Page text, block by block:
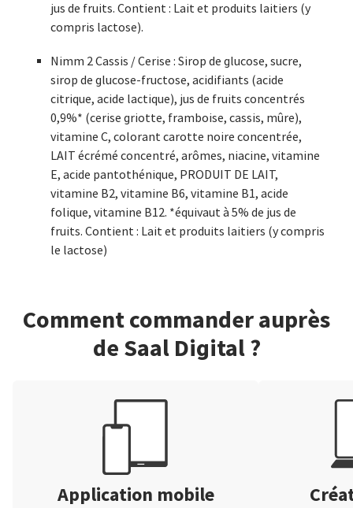
jus de fruits. Contient : Lait et produits laitiers (y
compris lactose).
Nimm 2 Cassis / Cerise : Sirop de glucose, sucre,
sirop de glucose-fructose, acidifiants (acide
citrique, acide lactique), jus de fruits concentrés
0,9%* (cerise griotte, framboise, cassis, mûre),
vitamine C, colorant carotte noire concentrée,
LAIT écrémé concentré, arômes, niacine, vitamine
E, acide pantothénique, PRODUIT DE LAIT,
vitamine B2, vitamine B6, vitamine B1, acide
folique, vitamine B12. *équivaut à 5% de jus de
fruits. Contient : Lait et produits laitiers (y compris
le lactose)
Comment commander auprès
de Saal Digital ?
Application mobile